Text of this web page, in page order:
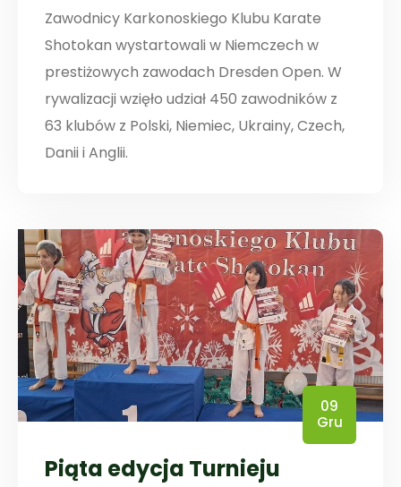
Zawodnicy Karkonoskiego Klubu Karate
Shotokan wystartowali w Niemczech w
prestiżowych zawodach Dresden Open. W
rywalizacji wzięło udział 450 zawodników z
63 klubów z Polski, Niemiec, Ukrainy, Czech,
Danii i Anglii.
09
Gru
Piąta edycja Turnieju